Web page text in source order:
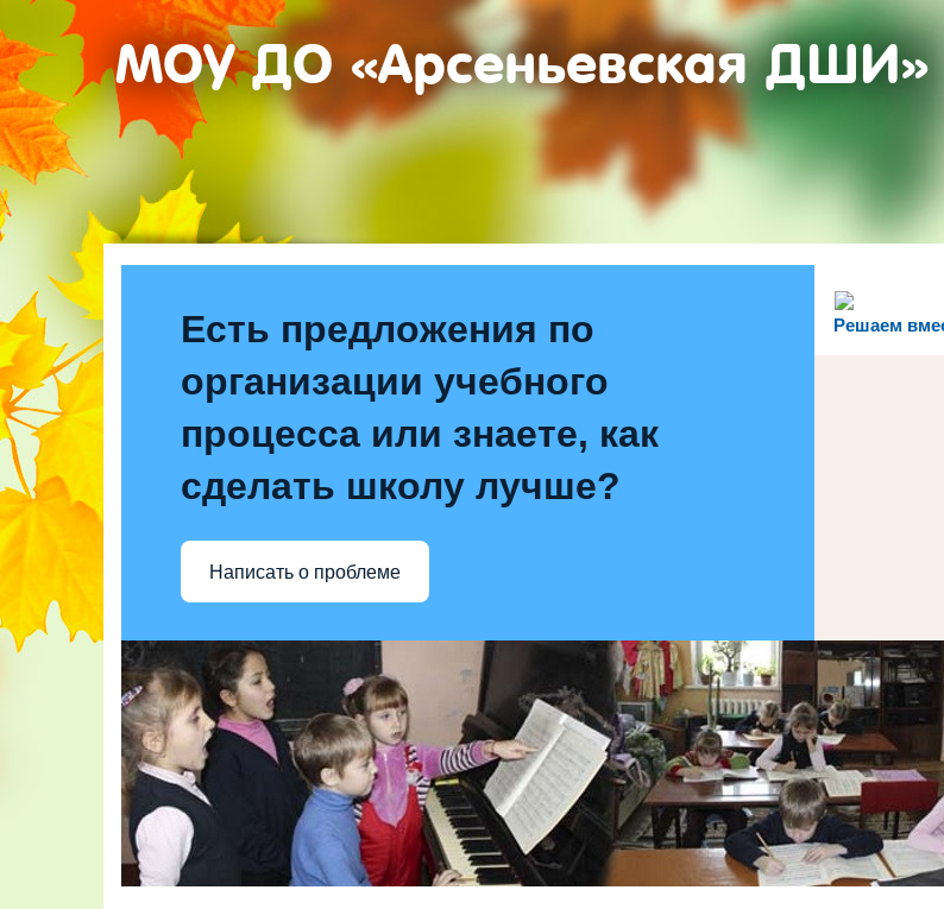
МОУ ДО «Арсеньевская ДШИ»
Решаем
Есть предложения по
организации учебного
процесса или знаете, как
сделать школу лучше?
Написать о проблеме